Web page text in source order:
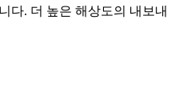
다. 더 높은 해상도의 내보내